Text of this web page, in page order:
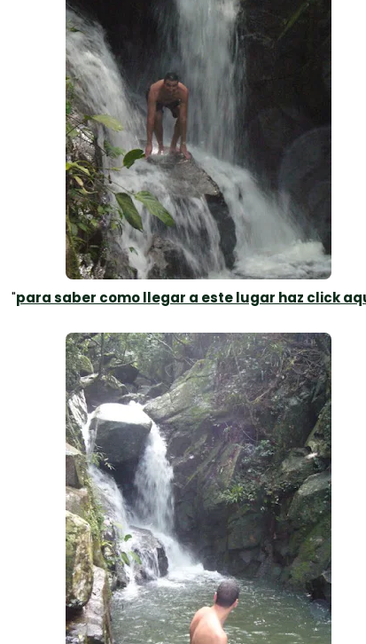
"para saber como llegar a este lugar haz click